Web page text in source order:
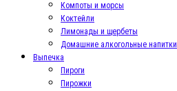
Компоты и морсы
Коктейли
Лимонады и щербеты
Домашние алкогольные напитки
Выпечка
Пироги
Пирожки